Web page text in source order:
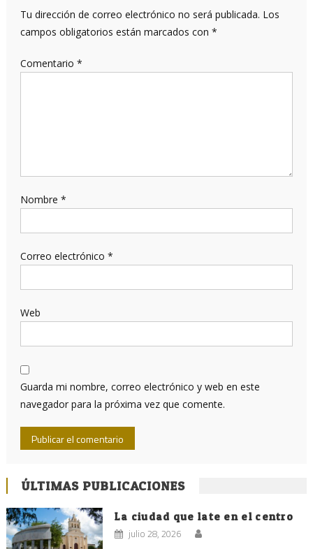
Tu dirección de correo electrónico no será publicada. Los
campos obligatorios están marcados con *
Comentario *
Nombre *
Correo electrónico *
Web
Guarda mi nombre, correo electrónico y web en este
navegador para la próxima vez que comente.
ÚLTIMAS PUBLICACIONES
La ciudad que late en el centro
julio 28, 2026